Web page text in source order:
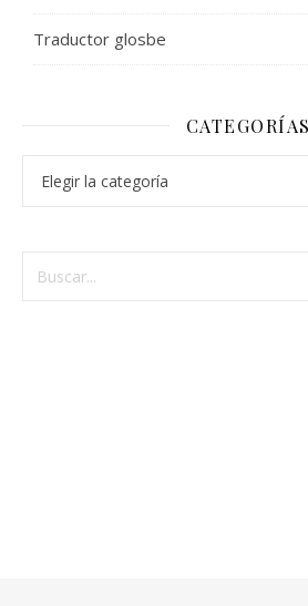
Traductor glosbe
CATEGORÍAS